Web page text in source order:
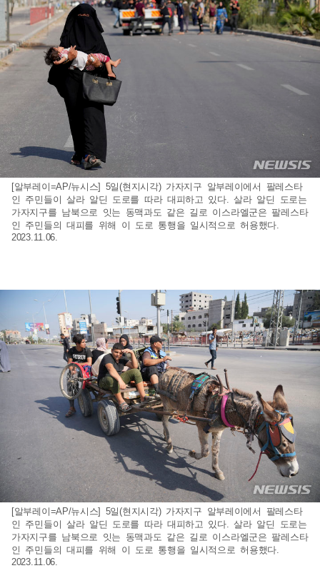
[알부레이=AP/뉴시스] 5일(현지시각) 가자지구 알부레이에서 팔레스타
인 주민들이 살라 알딘 도로를 따라 대피하고 있다. 살라 알딘 도로는
가자지구를 남북으로 잇는 동맥과도 같은 길로 이스라엘군은 팔레스타
인 주민들의 대피를 위해 이 도로 통행을 일시적으로 허용했다.
2023.11.06.
[알부레이=AP/뉴시스] 5일(현지시각) 가자지구 알부레이에서 팔레스타
인 주민들이 살라 알딘 도로를 따라 대피하고 있다. 살라 알딘 도로는
가자지구를 남북으로 잇는 동맥과도 같은 길로 이스라엘군은 팔레스타
인 주민들의 대피를 위해 이 도로 통행을 일시적으로 허용했다.
2023.11.06.